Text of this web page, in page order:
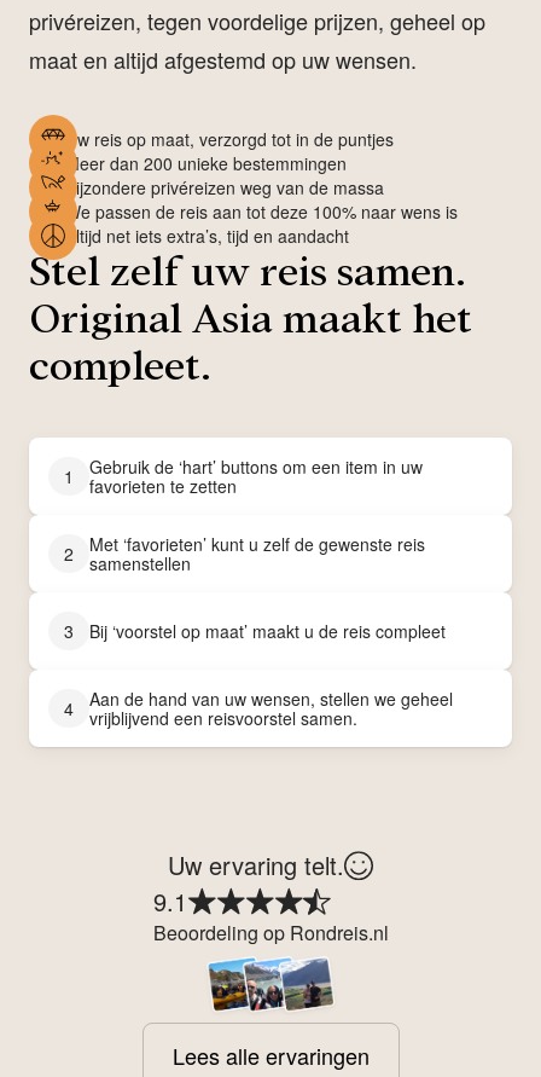
privéreizen, tegen voordelige prijzen, geheel op
maat en altijd afgestemd op uw wensen.
Uw reis op maat, verzorgd tot in de puntjes
Meer dan 200 unieke bestemmingen
Bijzondere privéreizen weg van de massa
We passen de reis aan tot deze 100% naar wens is
Altijd net iets extra’s, tijd en aandacht
Stel zelf uw reis samen.
Original Asia maakt het
compleet.
1
Gebruik de ‘hart’ buttons om een item in uw
favorieten te zetten
2
Met ‘favorieten’ kunt u zelf de gewenste reis
samenstellen
3 Bij ‘voorstel op maat’ maakt u de reis compleet
4
Aan de hand van uw wensen, stellen we geheel
vrijblijvend een reisvoorstel samen.
Uw ervaring telt.
9.1
Beoordeling op Rondreis.nl
Lees alle ervaringen